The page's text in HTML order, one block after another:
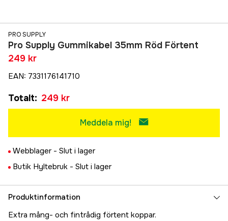
PRO SUPPLY
Pro Supply Gummikabel 35mm Röd Förtent
249 kr
EAN: 7331176141710
Totalt: 249 kr
Meddela mig!
Webblager - Slut i lager
Butik Hyltebruk - Slut i lager
Produktinformation
Extra mång- och fintrådig förtent koppar.